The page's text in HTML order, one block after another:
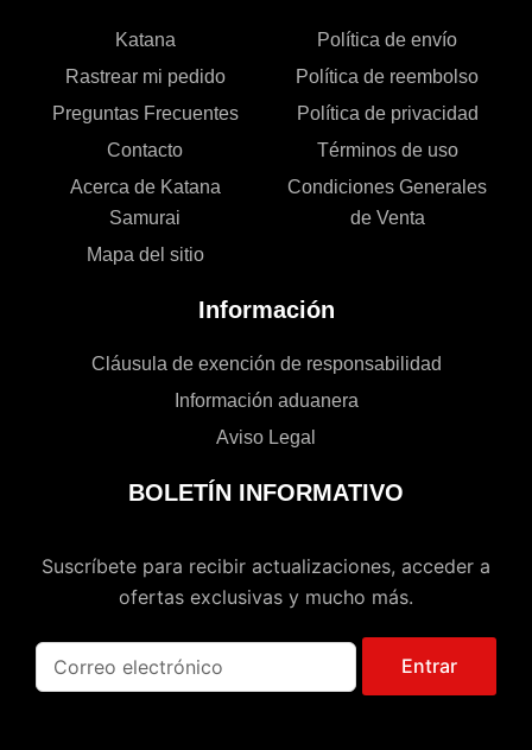
Katana
Rastrear mi pedido
Preguntas Frecuentes
Contacto
Acerca de Katana
Samurai
Mapa del sitio
Política de envío
Política de reembolso
Política de privacidad
Términos de uso
Condiciones Generales
de Venta
Información
Cláusula de exención de responsabilidad
Información aduanera
Aviso Legal
BOLETÍN INFORMATIVO
Suscríbete para recibir actualizaciones, acceder a
ofertas exclusivas y mucho más.
Entrar